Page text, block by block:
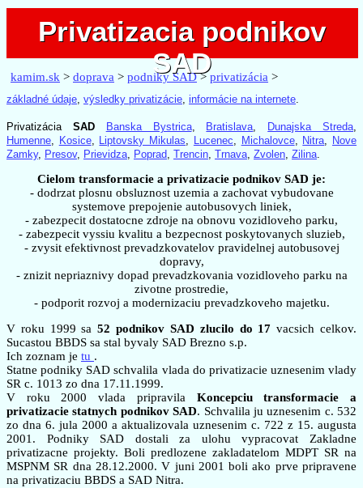
Privatizacia podnikov
SAD
Privatizacia podnikov
SAD
kamim.sk > doprava > podniky SAD>privatizácia >
základné údaje výsledky privatizácie informácie na internete
Privatizácia SAD Banska Bystrica, Bratislava Dunajska Streda
Humenne
Kosice, Liptovsky Mikulas Lucenec Michalovce, Nitra
Nove
Zamky, Presov, Prievidza Poprad Trencin Trnava Zvolen Zilina
Cielom transformacie a privatizacie podnikov SAD je:
- dodrzat plosnu obsluznost uzemia a zachovat vybudovane
systemove prepojenie autobusovych liniek,
- zabezpecit dostatocne zdroje na obnovu vozidloveho parku,
- zabezpecit vyssiu kvalitu a bezpecnost poskytovanych sluzieb,
- zvysit efektivnost prevadzkovatelov pravidelnej autobusovej
dopravy,
- znizit nepriaznivy dopad prevadzkovania vozidloveho parku na
zivotne prostredie,
- podporit rozvoj a modernizaciu prevadzkoveho majetku.
V roku 1999 sa52 podnikov SAD zlucilo do 17 vacsich celkov.
Sucastou BBDS sa stal byvaly SAD Brezno s.p.
Ich zoznam je tu .
Statne podniky SAD schvalila vlada do privatizacie uznesenim vlady
SR c. 1013 zo dna 17.11.1999.
V roku 2000 vlada pripravila Koncepciu transformacie a
privatizacie statnych podnikov SAD. Schvalila ju uznesenim c. 532
zo dna 6. jula 2000 a aktualizovala uznesenim c. 722 z 15. augusta
2001. Podniky SAD dostali za ulohu vypracovat Zakladne
privatizacne projekty. Boli predlozene zakladatelom MDPT SR na
MSPNM SR dna 28.12.2000. V juni 2001 boli ako prve pripravene
na privatizaciu BBDS a SAD Nitra.